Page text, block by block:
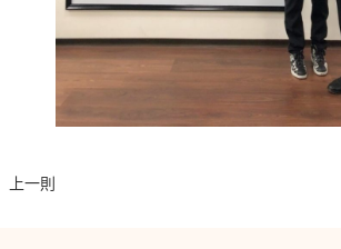
上一則